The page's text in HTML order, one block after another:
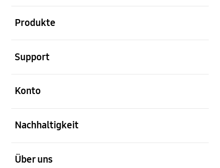
Produkte
Support
Konto
Nachhaltigkeit
Über uns